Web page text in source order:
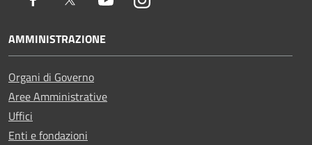
AMMINISTRAZIONE
Organi di Governo
Aree Amministrative
Uffici
Enti e fondazioni